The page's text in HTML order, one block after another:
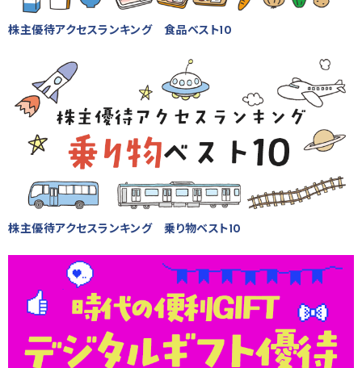
株主優待アクセスランキング 食品ベスト10
株主優待アクセスランキング 乗り物ベスト10